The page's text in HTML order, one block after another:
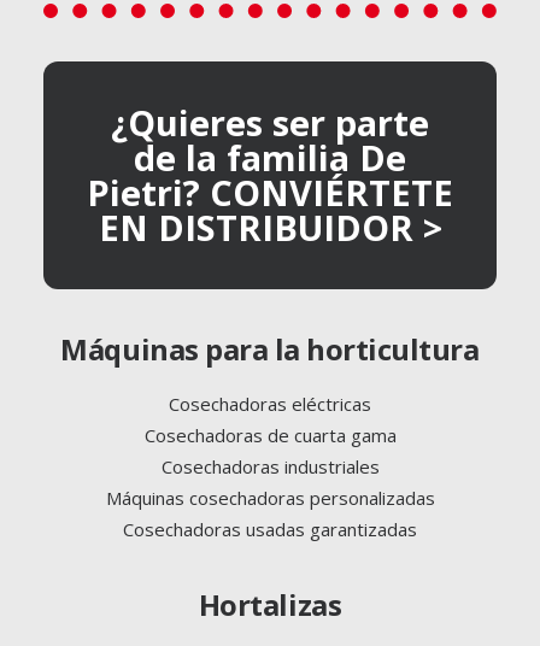
¿Quieres ser parte
de la familia De
Pietri? CONVIÉRTETE
EN DISTRIBUIDOR >
Máquinas para la horticultura
Cosechadoras eléctricas
Cosechadoras de cuarta gama
Cosechadoras industriales
Máquinas cosechadoras personalizadas
Cosechadoras usadas garantizadas
Hortalizas